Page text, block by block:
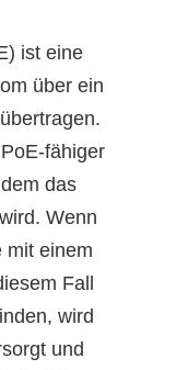
ist eine
über ein
fähiger
das
Wenn
mit einem
Fall
wird
und